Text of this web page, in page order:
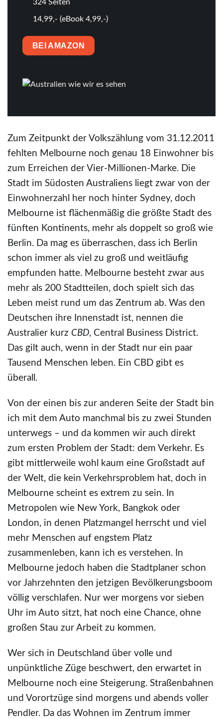
324 Seiten
14,99,- (eBook 4,99,-)
BEI AMAZON
Zum Zeitpunkt der Volkszählung vom 31.12.2011
fehlten Melbourne noch genau 18 Einwohner bis
zum Erreichen der Vier-Millionen-Marke. Die
Stadt im Südosten Australiens liegt zwar von der
Einwohnerzahl her noch hinter Sydney, doch
Melbourne ist flächenmäßig die größte Stadt des
fünften Kontinents, mehr als doppelt so groß wie
Berlin. Da mag es überraschen, dass ich Berlin
schon immer als viel zu groß und weitläufig
empfunden hatte. Melbourne besteht zwar aus
mehr als 200 Stadtteilen, doch spielt sich das
Leben meist rund um das Zentrum ab. Was den
Deutschen ihre Innenstadt ist, nennen die
Australier kurz CBD, Central Business District.
Das gilt auch, wenn in der Stadt nur ein paar
Tausend Menschen leben. Ein CBD gibt es
überall.
Von der einen bis zur anderen Seite der Stadt bin
ich mit dem Auto manchmal bis zu zwei Stunden
unterwegs – und da kommen wir auch direkt
zum ersten Problem der Stadt: dem Verkehr. Es
gibt mittlerweile wohl kaum eine Großstadt auf
der Welt, die kein Verkehrsproblem hat, doch in
Melbourne scheint es extrem zu sein. In
Metropolen wie New York, Bangkok oder
London, in denen Platzmangel herrscht und viel
mehr Menschen auf engstem Platz
zusammenleben, kann ich es verstehen. In
Melbourne jedoch haben die Stadtplaner schon
vor Jahrzehnten den jetzigen Bevölkerungsboom
völlig verschlafen. Nur wer morgens vor sieben
Uhr im Auto sitzt, hat noch eine Chance, ohne
großen Stau zur Arbeit zu kommen.
Wer sich in Deutschland über volle und
unpünktliche Züge beschwert, den erwartet in
Melbourne noch eine Steigerung. Straßenbahnen
und Vorortzüge sind morgens und abends voller
Pendler. Da das Wohnen im Zentrum immer